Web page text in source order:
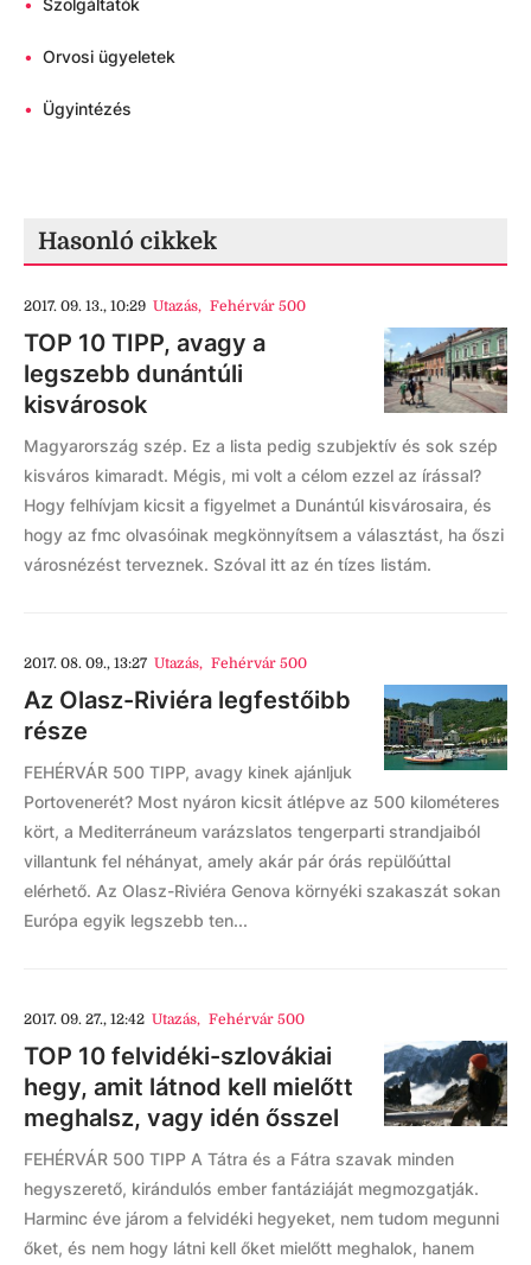
• Orvosi ügyeletek
• Ügyintézés
Hasonló cikkek
2017. 09. 13., 10:29 Utazás, Fehérvár 500
TOP 10 TIPP, avagy a
legszebb dunántúli
kisvárosok
Magyarország szép. Ez a lista pedig szubjektív és sok szép
kisváros kimaradt. Mégis, mi volt a célom ezzel az írással?
Hogy felhívjam kicsit a figyelmet a Dunántúl kisvárosaira, és
hogy az fmc olvasóinak megkönnyítsem a választást, ha őszi
városnézést terveznek. Szóval itt az én tízes listám.
2017. 08. 09., 13:27 Utazás, Fehérvár 500
Az Olasz-Riviéra legfestőibb
része
FEHÉRVÁR 500 TIPP, avagy kinek ajánljuk
Portovenerét? Most nyáron kicsit átlépve az 500 kilométeres
kört, a Mediterráneum varázslatos tengerparti strandjaiból
villantunk fel néhányat, amely akár pár órás repülőúttal
elérhető. Az Olasz-Riviéra Genova környéki szakaszát sokan
Európa egyik legszebb ten...
2017. 09. 27., 12:42 Utazás, Fehérvár 500
TOP 10 felvidéki-szlovákiai
hegy, amit látnod kell mielőtt
meghalsz, vagy idén ősszel
FEHÉRVÁR 500 TIPP A Tátra és a Fátra szavak minden
hegyszerető, kirándulós ember fantáziáját megmozgatják.
Harminc éve járom a felvidéki hegyeket, nem tudom megunni
őket, és nem hogy látni kell őket mielőtt meghalok, hanem